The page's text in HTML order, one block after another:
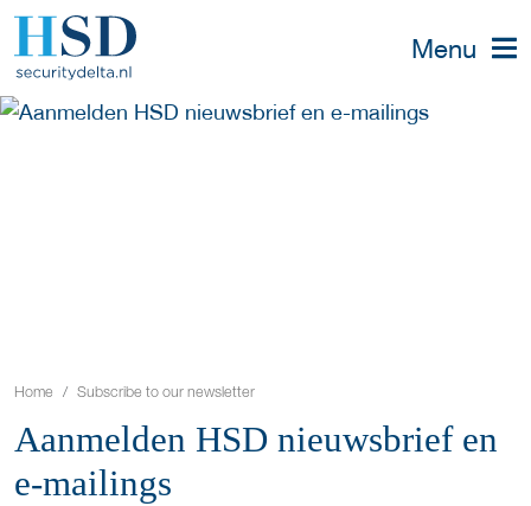
Menu
Home Subscribe to our newsletter
Aanmelden HSD nieuwsbrief en
e-mailings